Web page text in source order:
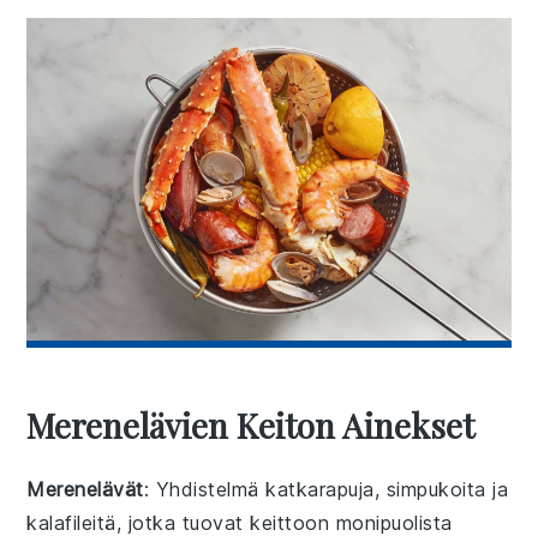
Merenelävien Keiton Ainekset
Merenelävät: Yhdistelmä katkarapuja, simpukoita ja
kalafileitä, jotka tuovat keittoon monipuolista